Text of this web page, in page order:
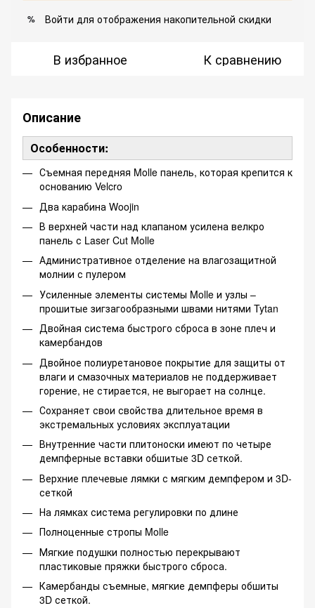
% Войти для отображения накопительной скидки
В избранное К сравнению
Описание
Особенности:
Съемная передняя Molle панель, которая крепится к
основанию Velcro
Два карабина Woojin
В верхней части над клапаном усилена велкро
панель с Laser Cut Molle
Административное отделение на влагозащитной
молнии с пулером
Усиленные элементы системы Molle и узлы –
прошитые зигзагообразными швами нитями Tytan
Двойная система быстрого сброса в зоне плеч и
камербандов
Двойное полиуретановое покрытие для защиты от
влаги и смазочных материалов не поддерживает
горение, не стирается, не выгорает на солнце.
Сохраняет свои свойства длительное время в
экстремальных условиях эксплуатации
Внутренние части плитоноски имеют по четыре
демпферные вставки обшитые 3D сеткой.
Верхние плечевые лямки с мягким демпфером и 3D-
сеткой
На лямках система регулировки по длине
Полноценные стропы Molle
Мягкие подушки полностью перекрывают
пластиковые пряжки быстрого сброса.
Камербанды съемные, мягкие демпферы обшиты
3D сеткой.